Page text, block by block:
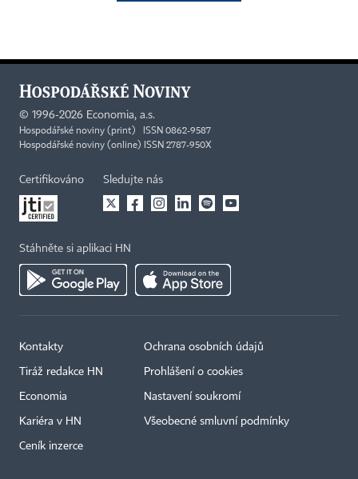
© 1996-2026 Economia, a.s.
Hospodářské noviny (print) ISSN 0862-9587
Hospodářské noviny (online) ISSN 2787-950X
Certifikováno Sledujte nás
Stáhněte si aplikaci HN
Kontakty
Tiráž redakce HN
Economia
Kariéra v HN
Ceník inzerce
Ochrana osobních údajů
Prohlášení o cookies
Nastavení soukromí
Všeobecné smluvní podmínky